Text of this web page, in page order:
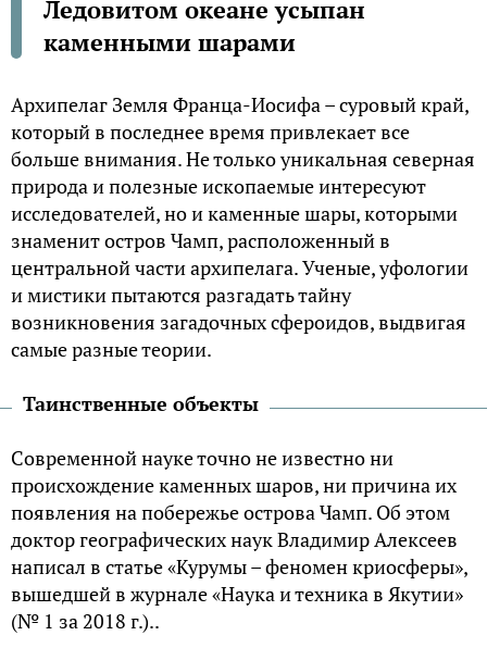
Ледовитом океане усыпан
каменными шарами
Архипелаг Земля Франца-Иосифа – суровый край,
который в последнее время привлекает все
больше внимания. Не только уникальная северная
природа и полезные ископаемые интересуют
исследователей, но и каменные шары, которыми
знаменит остров Чамп, расположенный в
центральной части архипелага. Ученые, уфологии
и мистики пытаются разгадать тайну
возникновения загадочных сфероидов, выдвигая
самые разные теории.
Таинственные объекты
Современной науке точно не известно ни
происхождение каменных шаров, ни причина их
появления на побережье острова Чамп. Об этом
доктор географических наук Владимир Алексеев
написал в статье «Курумы – феномен криосферы»,
вышедшей в журнале «Наука и техника в Якутии»
(№ 1 за 2018 г.)..